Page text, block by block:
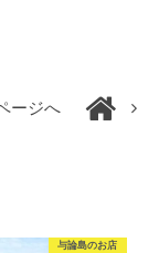
ージへ
与論島のお店